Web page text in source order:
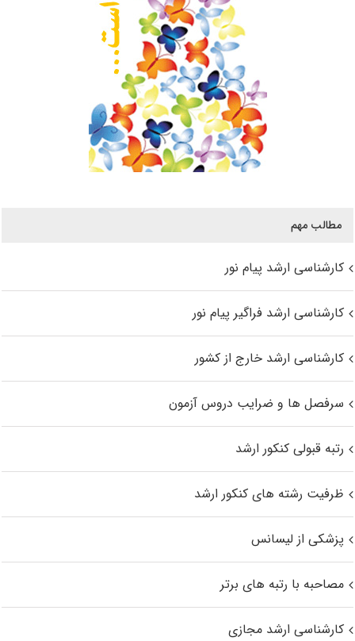
مطالب مهم
کارشناسی ارشد پیام نور
کارشناسی ارشد فراگیر پیام نور
کارشناسی ارشد خارج از کشور
سرفصل ها و ضرایب دروس آزمون
رتبه قبولی کنکور ارشد
ظرفیت رشته های کنکور ارشد
پزشکی از لیسانس
مصاحبه با رتبه های برتر
کارشناسی ارشد مجازی